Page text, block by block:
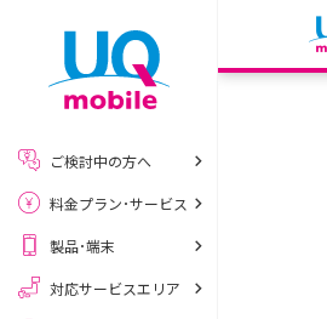
ご検討中の方へ
料金プラン･サービス
製品･端末
対応サービスエリア